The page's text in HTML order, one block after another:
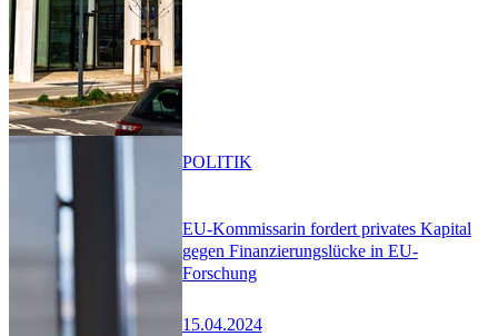
EU-Kommissarin fordert privates Kapital
gegen Finanzierungslücke in EU-
Forschung
15.04.2024
POLITIK